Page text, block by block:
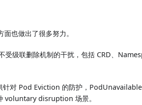
也做出了很多努力。
级联删除机制的干扰，包括 CRD、
针对 Pod Eviction 的防护，
voluntary disruption 场景。